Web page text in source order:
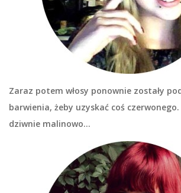
Zaraz potem włosy ponownie zostały
barwienia, żeby uzyskać coś
dziwnie malinowo…